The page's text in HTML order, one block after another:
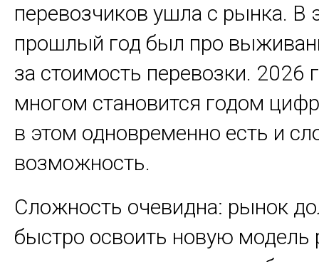
перевозчиков ушла с рынка. В
прошлый год был про
за стоимость перевозки. 2026
многом становится годом
в этом одновременно есть и
возможность.
Сложность очевидна: рынок
быстро освоить новую модель